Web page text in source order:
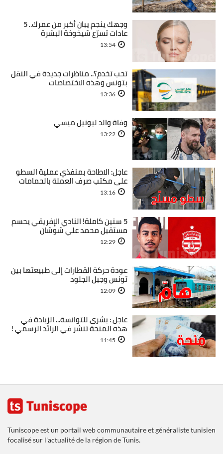
وجهك ينجم يبان أكبر من عمرك.. 5
عادات تسرّع شيخوخة البشرة
13:54
تحب تخدم؟.. مناظرات جديدة في النقل
بتونس وهذه الاختصاصات
13:36
وفاة والد ليونيل ميسي
13:22
عاجل: الاطاحة بمنفذي عملية السطو
على مكتب صرف العملة بالحمامات
13:16
5 سنين كاملة! النادي الإفريقي يحسم
مستقبل محمد علي شوشان
12:29
عودة حركة القطارات إلى طبيعتها بين
تونس وجبل الجلود
12:09
عاجل : بشرى للتوانسة... الزيادة في
هذه المنحة تنشر في الرائد الرسمي !
11:45
Tuniscope est un portail web communautaire et généraliste tunisien
focalisé sur l'actualité de la région de Tunis.